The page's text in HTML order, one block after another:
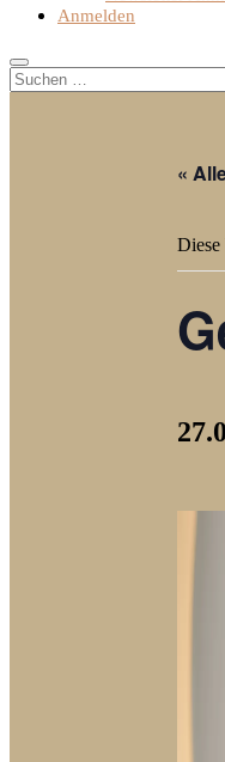
Anmelden
Suchen …
«
Diese